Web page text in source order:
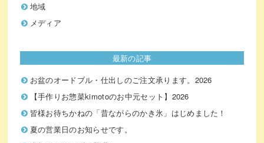
地域
メディア
最新の記事
お盆のオードブル・仕出しのご注文承ります。2026
【手作りお惣菜kimotoのお中元セット】2026
皆様お待ちかねの「昔ながらのかき氷」はじめました！
夏の営業日のお知らせです。